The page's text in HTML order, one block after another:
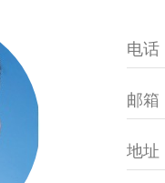
电话
邮箱
地址